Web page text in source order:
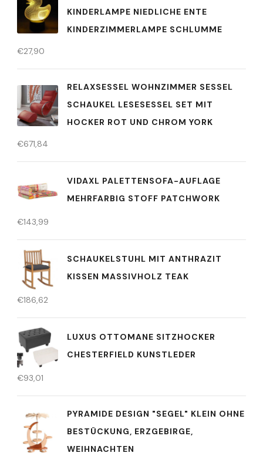
KINDERLAMPE NIEDLICHE ENTE
KINDERZIMMERLAMPE SCHLUMME
€27,90
RELAXSESSEL WOHNZIMMER SESSEL
SCHAUKEL LESESESSEL SET MIT
HOCKER ROT UND CHROM YORK
€671,84
VIDAXL PALETTENSOFA-AUFLAGE
MEHRFARBIG STOFF PATCHWORK
€143,99
SCHAUKELSTUHL MIT ANTHRAZIT
KISSEN MASSIVHOLZ TEAK
€186,62
LUXUS OTTOMANE SITZHOCKER
CHESTERFIELD KUNSTLEDER
€93,01
PYRAMIDE DESIGN "SEGEL" KLEIN OHNE
BESTÜCKUNG, ERZGEBIRGE,
WEIHNACHTEN